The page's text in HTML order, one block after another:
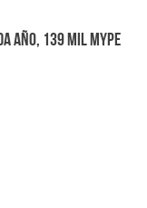
año, 139 mil MYPE